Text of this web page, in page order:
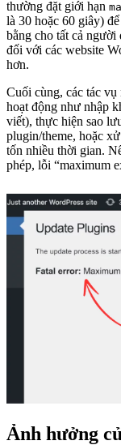
thường đặt giới hạn
là 30 hoặc 60 giây)
bằng cho tất cả
đối với các website
hơn.
Cuối cùng, các tác
hoạt động như nhập
viết), thực hiện sao
plugin/theme, hoặc
tốn nhiều thời gian.
phép, lỗi “maximum
Ảnh hưởng